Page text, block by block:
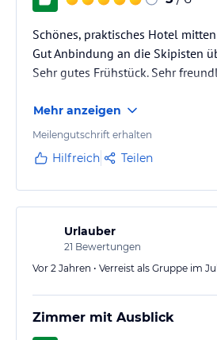
Schönes, praktisches Hotel
Gut Anbindung an die Skipisten
Sehr gutes Frühstück. Sehr
Mehr anzeigen
Meilengutschrift erhalten
Hilfreich Teilen
Urlauber
21 Bewertungen
Vor 2 Jahren • Verreist als Gruppe im
Zimmer mit Ausblick